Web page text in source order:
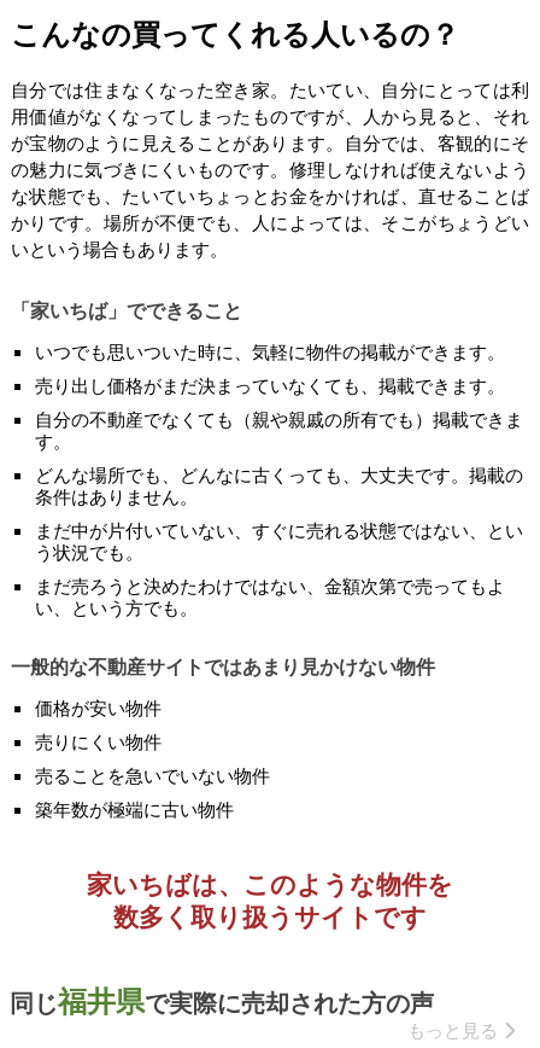
こんなの買ってくれる人いるの？
自分では住まなくなった空き家。たいてい、自分にとっては利
用価値がなくなってしまったものですが、人から見ると、それ
が宝物のように見えることがあります。自分では、客観的にそ
の魅力に気づきにくいものです。修理しなければ使えないよう
な状態でも、たいていちょっとお金をかければ、直せることば
かりです。場所が不便でも、人によっては、そこがちょうどい
いという場合もあります。
「家いちば」でできること
いつでも思いついた時に、気軽に物件の掲載ができます。
売り出し価格がまだ決まっていなくても、掲載できます。
自分の不動産でなくても（親や親戚の所有でも）掲載できま
す。
どんな場所でも、どんなに古くっても、大丈夫です。掲載の
条件はありません。
まだ中が片付いていない、すぐに売れる状態ではない、とい
う状況でも。
まだ売ろうと決めたわけではない、金額次第で売ってもよ
い、という方でも。
一般的な不動産サイトではあまり見かけない物件
価格が安い物件
売りにくい物件
売ることを急いでいない物件
築年数が極端に古い物件
家いちばは、このような物件を
数多く取り扱うサイトです
同じ福井県で実際に売却された方の声
もっと見る